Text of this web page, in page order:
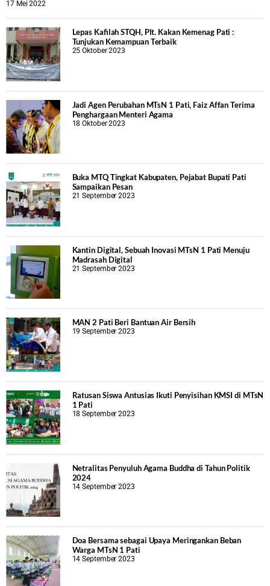
17 Mei 2022
Lepas Kafilah STQH, Plt. Kakan Kemenag Pati :
Tunjukan Kemampuan Terbaik
25 Oktober 2023
Jadi Agen Perubahan MTsN 1 Pati, Faiz Affan Terima
Penghargaan Menteri Agama
18 Oktober 2023
Buka MTQ Tingkat Kabupaten, Pejabat Bupati Pati
Sampaikan Pesan
21 September 2023
Kantin Digital, Sebuah Inovasi MTsN 1 Pati Menuju
Madrasah Digital
21 September 2023
MAN 2 Pati Beri Bantuan Air Bersih
19 September 2023
Ratusan Siswa Antusias Ikuti Penyisihan KMSI di MTsN
1 Pati
18 September 2023
Netralitas Penyuluh Agama Buddha di Tahun Politik
2024
14 September 2023
Doa Bersama sebagai Upaya Meringankan Beban
Warga MTsN 1 Pati
14 September 2023